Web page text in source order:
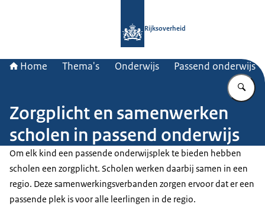
Rijksoverheid
Home Thema's Onderwijs Passend onderwijs
Zorgplicht en samenwerken
scholen in passend onderwijs
Om elk kind een passende onderwijsplek te bieden hebben
scholen een zorgplicht. Scholen werken daarbij samen in een
regio. Deze samenwerkingsverbanden zorgen ervoor dat er een
passende plek is voor alle leerlingen in de regio.